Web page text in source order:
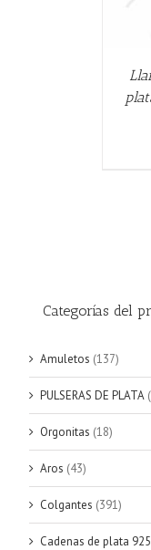
Categorías del
Amuletos (137)
PULSERAS DE PLATA
Orgonitas (18)
Aros (43)
Colgantes (391)
Cadenas de plata 925